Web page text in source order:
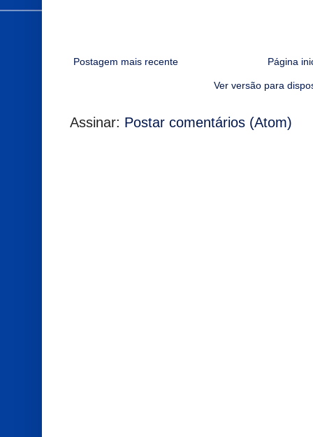
Postagem mais recente Página
Ver versão para
Assinar: Postar comentários (Atom)